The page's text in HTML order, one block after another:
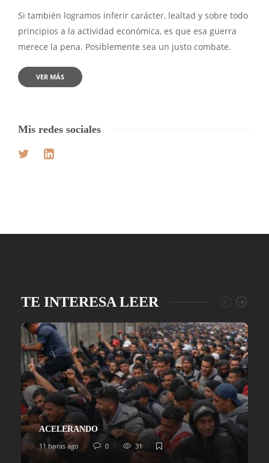
Si también logramos inferir carácter, lealtad y sobre todo
principios a la actividad económica, es que esa guerra
merece la pena. Posiblemente sea un justo combate.
VER MÁS
Mis redes sociales
TE INTERESA LEER
ACELERANDO
11 horas ago
0 31